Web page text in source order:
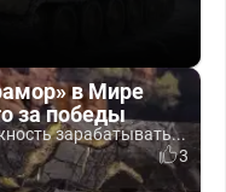
в Мире
за победы
зарабатывать...
3